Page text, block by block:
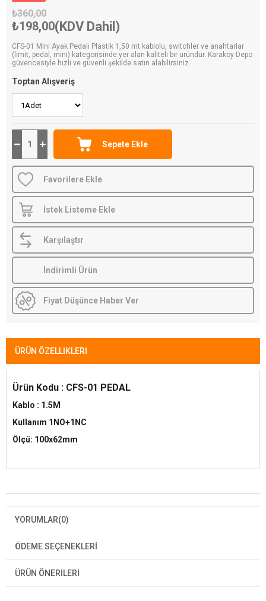
₺360,00
₺198,00(KDV Dahil)
CFS-01 Mini Ayak Pedalı Plastik 1,50 mt kablolu, switchler ve anahtarlar
(limit, pedal, mini) kategorisinde yer alan kaliteli bir üründür. Karaköy Depo
güvencesiyle hızlı ve güvenli şekilde satın alabilirsiniz.
Toptan Alışveriş
Favorilere Ekle
İstek Listeme Ekle
Karşılaştır
İndirimli Ürün
Fiyat Düşünce Haber Ver
ÜRÜN ÖZELLIKLERI
Ürün Kodu : CFS-01 PEDAL
Kablo : 1.5M
Kullanım 1NO+1NC
Ölçü: 100x62mm
YORUMLAR(0)
ÖDEME SEÇENEKLERI
ÜRÜN ÖNERILERI